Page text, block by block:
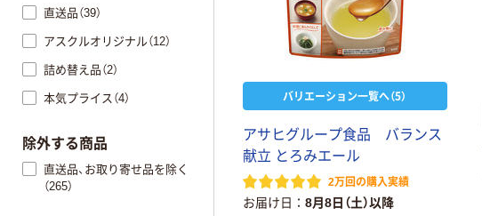
バリエーション一覧へ（5）
アサヒグループ食品 バランス
献立 とろみエール
2万回の購入実績
お届け日 8月8日（土）以降
直送品（39）
アスクルオリジナル（12）
詰め替え品（2）
本気プライス（4）
除外する商品
直送品、お取り寄せ品を除く
（265）